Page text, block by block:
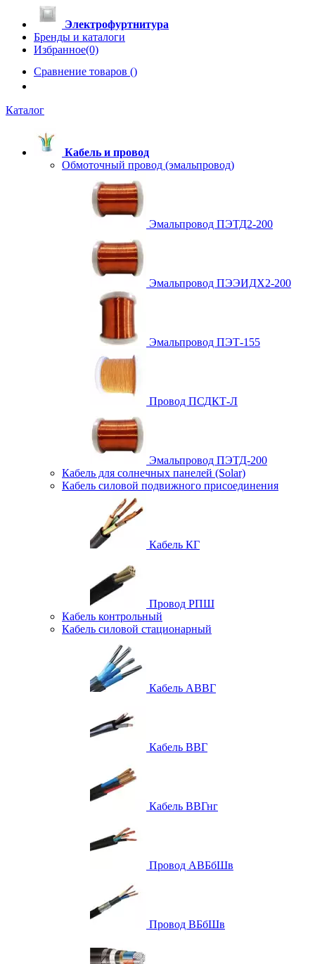
Электрофуртнитура
Бренды и каталоги
Избранное(0)
Сравнение товаров ()
Каталог
Кабель и провод
Обмоточный провод (эмальпровод)
Эмальпровод ПЭТД2-200
Эмальпровод ПЭЭИДХ2-200
Эмальпровод ПЭТ-155
Провод ПСДКТ-Л
Эмальпровод ПЭТД-200
Кабель для солнечных панелей (Solar)
Кабель силовой подвижного присоединения
Кабель КГ
Провод РПШ
Кабель контрольный
Кабель силовой стационарный
Кабель АВВГ
Кабель ВВГ
Кабель ВВГнг
Провод АВБбШв
Провод ВБбШв